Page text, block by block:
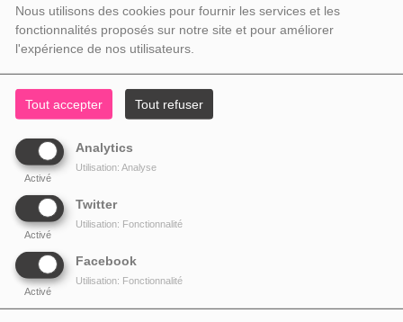
Nous utilisons des cookies pour fournir les services et les
fonctionnalités proposés sur notre site et pour améliorer
l'expérience de nos utilisateurs.
Tout accepter Tout refuser
Analytics
Activé
Utilisation: Analyse
Twitter
Activé
Utilisation: Fonctionnalité
Facebook
Activé
Utilisation: Fonctionnalité